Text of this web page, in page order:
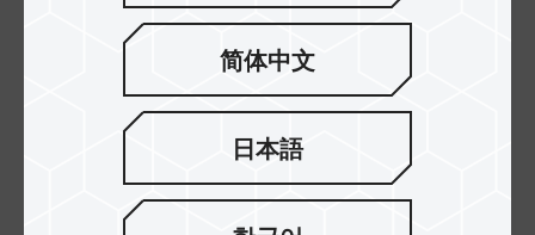
简体中文
日本語